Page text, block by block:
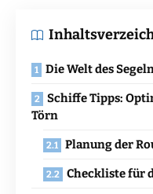
Die Welt des
Schiffe Tipps:
Törn
Planung der
Checkliste für